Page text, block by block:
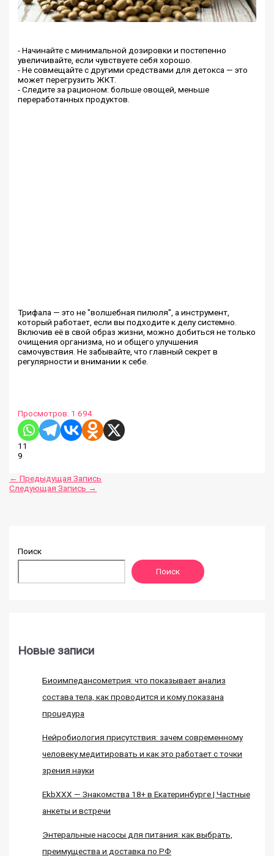
- Начинайте с минимальной дозировки и постепенно
увеличивайте, если чувствуете себя хорошо.
- Не совмещайте с другими средствами для детокса — это
может перегрузить ЖКТ.
- Следите за рационом: больше овощей, меньше
переработанных продуктов.
Трифала — это не "волшебная пилюля", а инструмент,
который работает, если вы подходите к делу системно.
Включив её в свой образ жизни, можно добиться не только
очищения организма, но и общего улучшения
самочувствия. Не забывайте, что главный секрет в
регулярности и внимании к себе.
Просмотров: 1 694
11
9
← Предыдущая Запись
Следующая Запись →
Поиск
Поиск
Новые записи
Биоимпедансометрия: что показывает анализ
состава тела, как проводится и кому показана
процедура
Нейробиология присутствия: зачем современному
человеку медитировать и как это работает с точки
зрения науки
EkbXXX — Знакомства 18+ в Екатеринбурге | Частные
анкеты и встречи
Энтеральные насосы для питания: как выбрать,
преимущества и доставка по РФ